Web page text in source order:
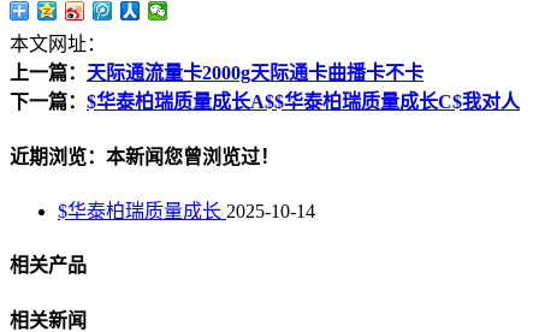
本文网址：
上一篇： 天际通流量卡2000g天际通卡曲播卡不卡
下一篇： $华泰柏瑞质量成长A$$华泰柏瑞质量成长C$我对人
近期浏览：本新闻您曾浏览过！
$华泰柏瑞质量成长 2025-10-14
相关产品
相关新闻